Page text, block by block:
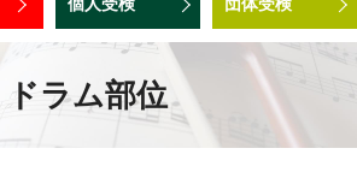
ドラム部位